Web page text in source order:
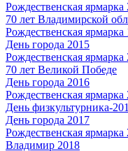
Рождественская
70 лет Владимирской
Рождественская
День города 2015
Рождественская
70 лет Великой Победе
День города 2016
Рождественская
День физкультурника-
День города 2017
Рождественская
Владимир 2018